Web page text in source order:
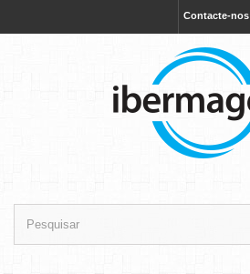
Contacte-nos